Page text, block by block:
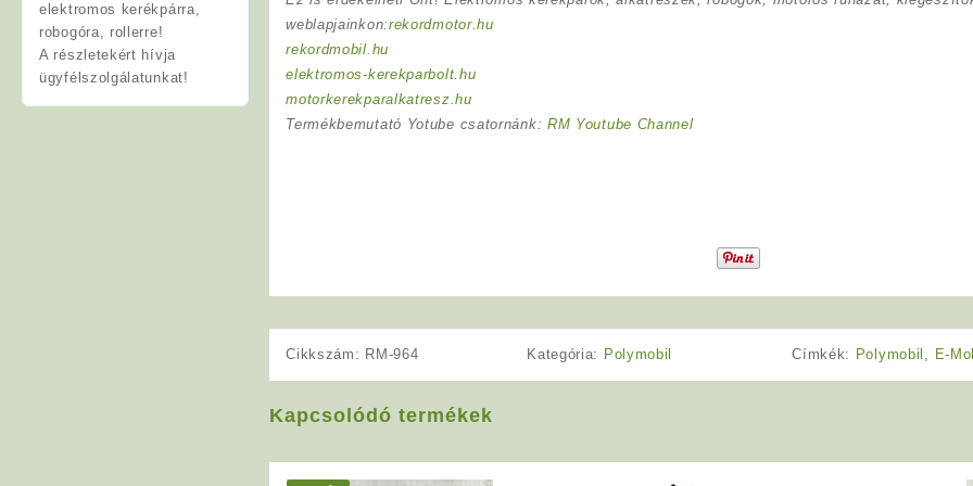
elektromos kerékpárra,
robogóra, rollerre!
A részletekért hívja
ügyfélszolgálatunkat!
weblapjainkon:rekordmotor.hu
rekordmobil.hu
elektromos-kerekparbolt.hu
motorkerekparalkatresz.hu
Termékbemutató Yotube csatornánk: RM Youtube Channel
Cikkszám: RM-964 Kategória: Polymobil Címkék: Polymobil E-
Kapcsolódó termékek